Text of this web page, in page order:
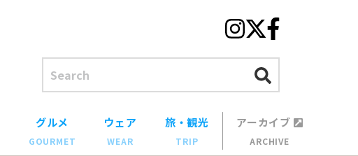
グルメ
GOURMET
ウェア
WEAR
旅・観光
TRIP
アーカイブ
ARCHIVE